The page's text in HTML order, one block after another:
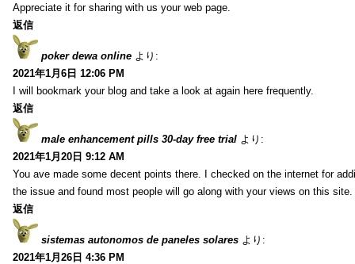
Appreciate it for sharing with us your web page.
返信
poker dewa online より:
2021年1月6日 12:06 PM
I will bookmark your blog and take a look at again here frequently.
返信
male enhancement pills 30-day free trial より:
2021年1月20日 9:12 AM
You ave made some decent points there. I checked on the internet for
the issue and found most people will go along with your views on this site.
返信
sistemas autonomos de paneles solares より:
2021年1月26日 4:36 PM